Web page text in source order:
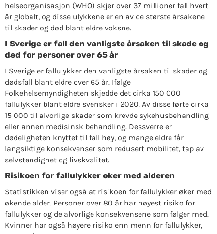
helseorganisasjon (WHO) skjer over 37 millioner fall hvert
år globalt, og disse ulykkene er en av de største årsakene
til skader og død blant eldre voksne.
I Sverige er fall den vanligste årsaken til skade og
død for personer over 65 år
I Sverige er fallulykker den vanligste årsaken til skader og
dødsfall blant eldre over 65 år. Ifølge
Folkehelsemyndigheten skjedde det cirka 150 000
fallulykker blant eldre svensker i 2020. Av disse førte cirka
15 000 til alvorlige skader som krevde sykehusbehandling
eller annen medisinsk behandling. Dessverre er
dødeligheten knyttet til fall høy, og mange eldre får
langsiktige konsekvenser som redusert mobilitet, tap av
selvstendighet og livskvalitet.
Risikoen for fallulykker øker med alderen
Statistikken viser også at risikoen for fallulykker øker med
økende alder. Personer over 80 år har høyest risiko for
fallulykker og de alvorlige konsekvensene som følger med.
Kvinner har også høyere risiko enn menn for fallulykker,